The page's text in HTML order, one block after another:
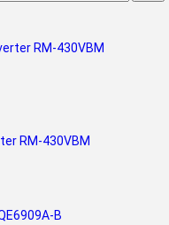
RM-430VBM